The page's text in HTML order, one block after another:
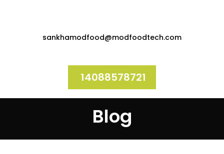
sankhamodfood@modfoodtech.com
14088578721
Blog